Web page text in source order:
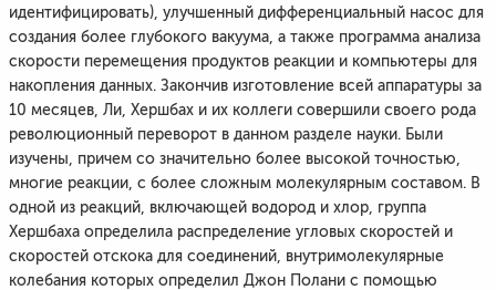
идентифицировать), улучшенный дифференциальный насос для
создания более глубокого вакуума, а также программа анализа
скорости перемещения продуктов реакции и компьютеры для
накопления данных. Закончив изготовление всей аппаратуры за
10 месяцев, Ли, Хершбах и их коллеги совершили своего рода
революционный переворот в данном разделе науки. Были
изучены, причем со значительно более высокой точностью,
многие реакции, с более сложным молекулярным составом. В
одной из реакций, включающей водород и хлор, группа
Хершбаха определила распределение угловых скоростей и
скоростей отскока для соединений, внутримолекулярные
колебания которых определил Джон Полани с помощью